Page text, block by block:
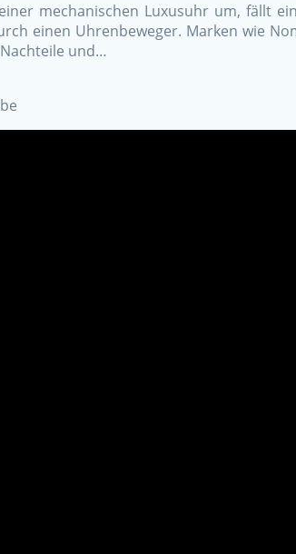
mechanischen Luxusuhr um, fällt
einen Uhrenbeweger. Marken wie
und…